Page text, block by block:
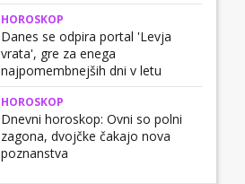
HOROSKOP
Danes se odpira portal 'Levja
vrata', gre za enega
najpomembnejših dni v letu
HOROSKOP
Dnevni horoskop: Ovni so polni
zagona, dvojčke čakajo nova
poznanstva